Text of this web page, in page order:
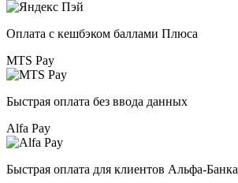
Оплата с кешбэком баллами Плюса
MTS Pay
Быстрая оплата без ввода данных
Alfa Pay
Быстрая оплата для клиентов Альфа-Банка